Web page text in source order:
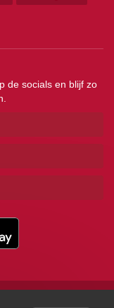
de socials en blijf zo